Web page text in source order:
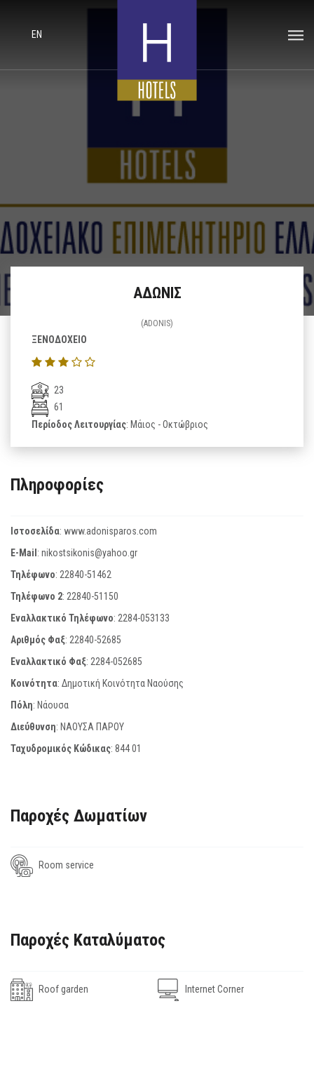
EN
ΑΔΩΝΙΣ
(ADONIS)
ΞΕΝΟΔΟΧΕΙΟ
23
61
Περίοδος Λειτουργίας: Μάιος - Οκτώβριος
Πληροφορίες
Ιστοσελίδα: www.adonisparos.com
E-Mail: nikostsikonis@yahoo.gr
Τηλέφωνο: 22840-51462
Τηλέφωνο 2: 22840-51150
Εναλλακτικό Τηλέφωνο: 2284-053133
Αριθμός Φαξ: 22840-52685
Εναλλακτικό Φαξ: 2284-052685
Κοινότητα: Δημοτική Κοινότητα Ναούσης
Πόλη: Νάουσα
Διεύθυνση: ΝΑΟΥΣΑ ΠΑΡΟΥ
Ταχυδρομικός Κώδικας: 844 01
Παροχές Δωματίων
Room service
Παροχές Καταλύματος
Roof garden Internet Corner